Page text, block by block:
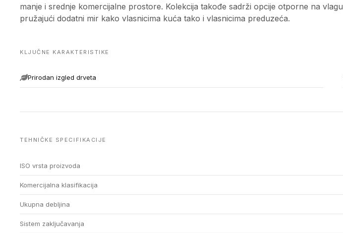
manje i srednje komercijalne prostore. Kolekcija takođe sadrži opcije otporne na
pružajući dodatni mir kako vlasnicima kuća tako i vlasnicima preduzeća.
KLJUČNE KARAKTERISTIKE
Prirodan izgled drveta
TEHNIČKE SPECIFIKACIJE
ISO vrsta proizvoda
Komercijalna klasifikacija
Ukupna debljina
Sistem zaključavanja